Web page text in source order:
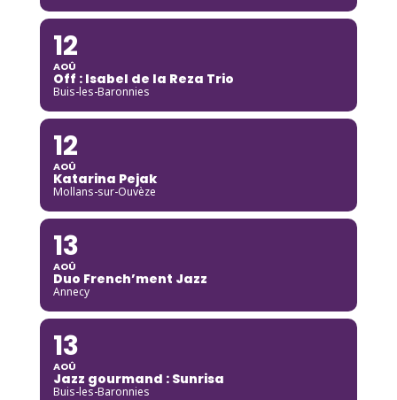
12
AOÛ
Off : Isabel de la Reza Trio
Buis-les-Baronnies
12
AOÛ
Katarina Pejak
Mollans-sur-Ouvèze
13
AOÛ
Duo French’ment Jazz
Annecy
13
AOÛ
Jazz gourmand : Sunrisa
Buis-les-Baronnies